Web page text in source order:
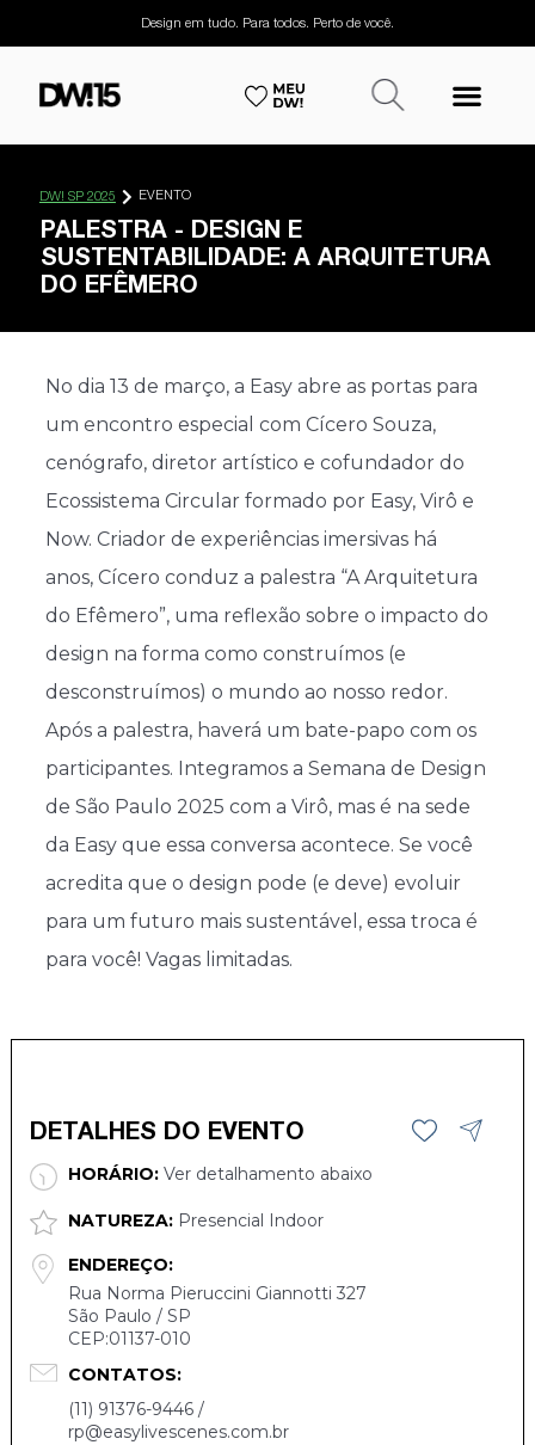
Design em tudo. Para todos. Perto de você.
DW! SP 2025 EVENTO
PALESTRA - DESIGN E
SUSTENTABILIDADE: A ARQUITETURA
DO EFÊMERO
No dia 13 de março, a Easy abre as portas para
um encontro especial com Cícero Souza,
cenógrafo, diretor artístico e cofundador do
Ecossistema Circular formado por Easy, Virô e
Now. Criador de experiências imersivas há
anos, Cícero conduz a palestra “A Arquitetura
do Efêmero”, uma reflexão sobre o impacto do
design na forma como construímos (e
desconstruímos) o mundo ao nosso redor.
Após a palestra, haverá um bate-papo com os
participantes. Integramos a Semana de Design
de São Paulo 2025 com a Virô, mas é na sede
da Easy que essa conversa acontece. Se você
acredita que o design pode (e deve) evoluir
para um futuro mais sustentável, essa troca é
para você! Vagas limitadas.
DETALHES DO EVENTO
HORÁRIO:Ver detalhamento abaixo
NATUREZA:Presencial Indoor
ENDEREÇO:
Rua Norma Pieruccini Giannotti 327
São Paulo / SP
CEP:01137-010
CONTATOS:
(11) 91376-9446 /
rp@easylivescenes.com.br